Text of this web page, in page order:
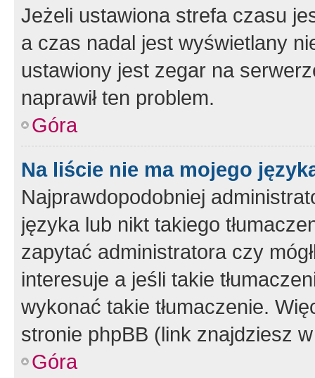
Jeżeli ustawiona strefa czasu
a czas nadal jest wyświetlany
ustawiony jest zegar na
naprawił ten problem.
Góra
Na liście nie ma mojego
Najprawdopodobniej
języka lub nikt takiego
zapytać administratora czy
interesuje a jeśli takie
wykonać takie tłumaczenie.
stronie phpBB (link znajdziesz
Góra